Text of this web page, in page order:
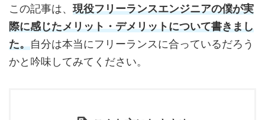
この記事は、 現役フリーランスエンジニアの僕が実
際に感じたメリット・デメリットについて書きまし
た。自分は本当にフリーランスに合っているだろう
かと吟味してみてください。